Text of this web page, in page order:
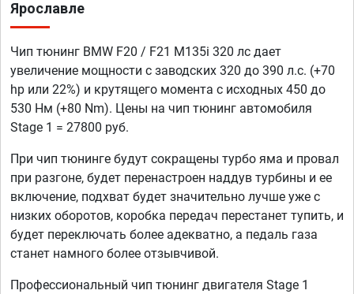
Ярославле
Чип тюнинг BMW F20 / F21 M135i 320 лс дает
увеличение мощности с заводских 320 до 390 л.с. (+70
hp или 22%) и крутящего момента с исходных 450 до
530 Нм (+80 Nm). Цены на чип тюнинг автомобиля
Stage 1 = 27800 руб.
При чип тюнинге будут сокращены турбо яма и провал
при разгоне, будет перенастроен наддув турбины и ее
включение, подхват будет значительно лучше уже с
низких оборотов, коробка передач перестанет тупить, и
будет переключать более адекватно, а педаль газа
станет намного более отзывчивой.
Профессиональный чип тюнинг двигателя Stage 1